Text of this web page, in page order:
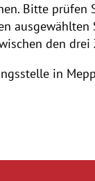
Bitte prüfen
den
in